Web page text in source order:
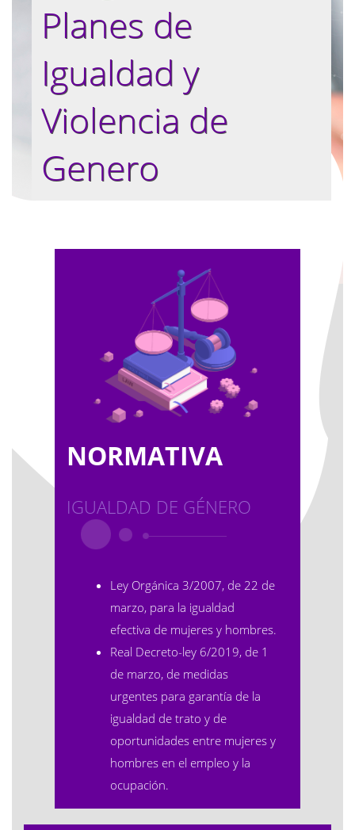
Planes de
Igualdad y
Violencia de
Genero
NORMATIVA
IGUALDAD DE GÉNERO
Ley Orgánica 3/2007, de 22 de
marzo, para la igualdad
efectiva de mujeres y hombres.
Real Decreto-ley 6/2019, de 1
de marzo, de medidas
urgentes para garantía de la
igualdad de trato y de
oportunidades entre mujeres y
hombres en el empleo y la
ocupación.